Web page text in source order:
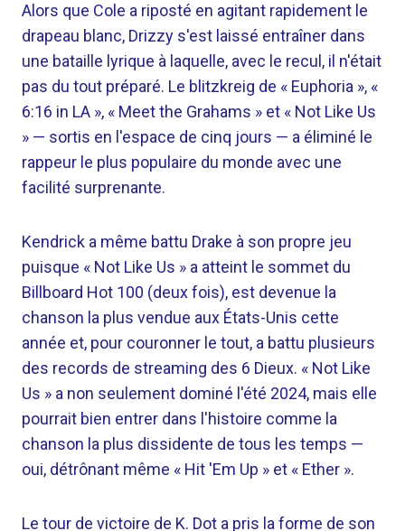
Alors que Cole a riposté en agitant rapidement le
drapeau blanc, Drizzy s'est laissé entraîner dans
une bataille lyrique à laquelle, avec le recul, il n'était
pas du tout préparé. Le blitzkreig de « Euphoria », «
6:16 in LA », « Meet the Grahams » et « Not Like Us
» — sortis en l'espace de cinq jours — a éliminé le
rappeur le plus populaire du monde avec une
facilité surprenante.
Kendrick a même battu Drake à son propre jeu
puisque « Not Like Us » a atteint le sommet du
Billboard Hot 100 (deux fois), est devenue la
chanson la plus vendue aux États-Unis cette
année et, pour couronner le tout, a battu plusieurs
des records de streaming des 6 Dieux. « Not Like
Us » a non seulement dominé l'été 2024, mais elle
pourrait bien entrer dans l'histoire comme la
chanson la plus dissidente de tous les temps —
oui, détrônant même « Hit 'Em Up » et « Ether ».
Le tour de victoire de K. Dot a pris la forme de son